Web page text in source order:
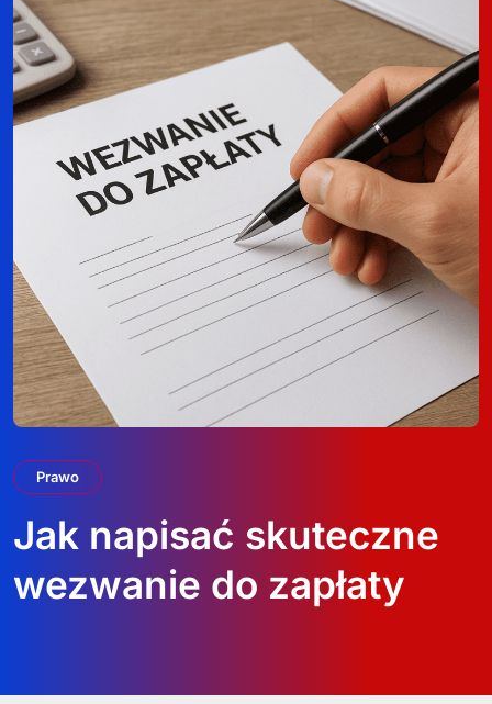
Prawo
Jak napisać skuteczne
wezwanie do zapłaty